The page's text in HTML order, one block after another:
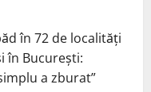
în 72 de localități
în București:
a zburat”